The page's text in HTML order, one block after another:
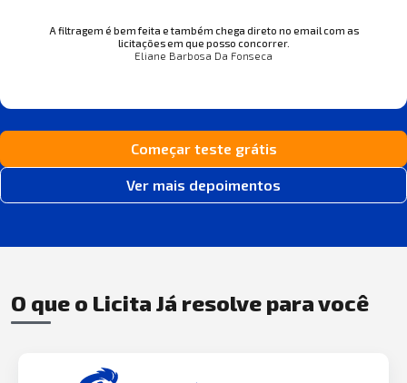
A filtragem é bem feita e também chega direto no email com as
licitações em que posso concorrer.
Eliane Barbosa Da Fonseca
Começar teste grátis
Ver mais depoimentos
O que o Licita Já resolve para você